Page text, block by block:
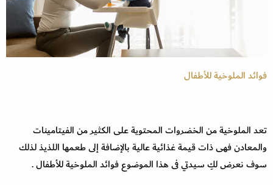
فوائد الملوخية للأطفال
تعد الملوخية من الخضروات المحتوية على الكثير من الفيتامينات
والمعادن فهى ذات قيمة غذائية عالية بالإضافة إلى طعمها اللذيذ لذلك
سوف نعرض لكِ سيدتي فى هذا الموضوع فوائد الملوخية للأطفال .